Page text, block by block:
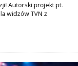
Autorski projekt pt.
widzów TVN z